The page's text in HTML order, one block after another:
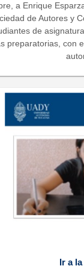
a Enrique
de Autores y
de
preparatorias, con
Ir a